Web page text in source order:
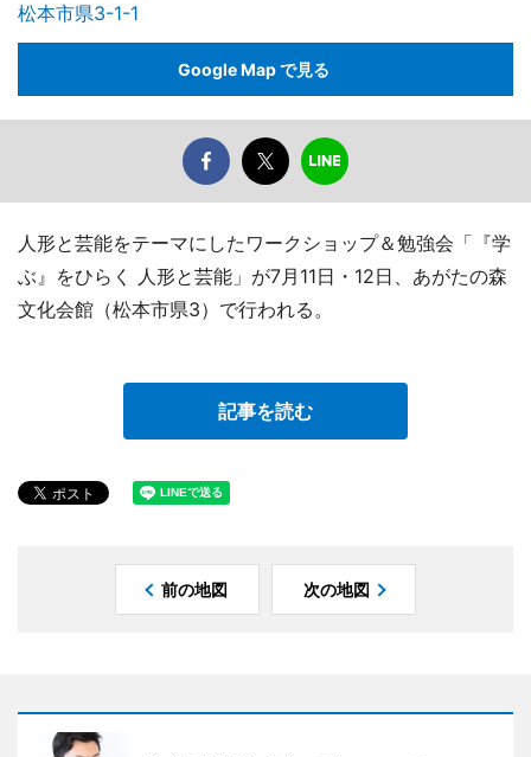
松本市県3-1-1
Google Map で見る
人形と芸能をテーマにしたワークショップ＆勉強会「『学
ぶ』をひらく 人形と芸能」が7月11日・12日、あがたの森
文化会館（松本市県3）で行われる。
記事を読む
前の地図 次の地図